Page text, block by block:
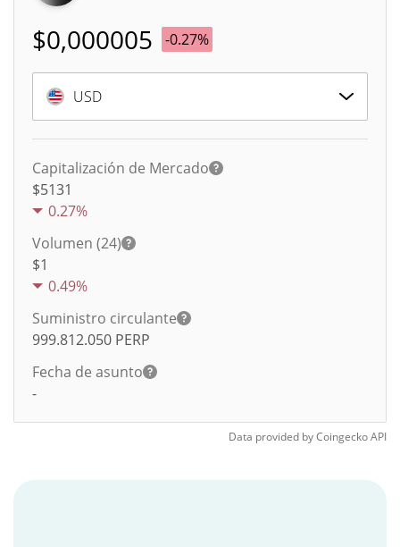
$0,000005 -0.27%
USD
Capitalización de Mercado
$5131
0.27%
Volumen (24)
$1
0.49%
Suministro circulante
999.812.050 PERP
Fecha de asunto
-
Data provided byCoingeckoAPI